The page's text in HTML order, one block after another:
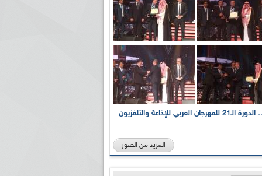
بالصور... الدورة الـ21 للمهرجان العربي للإذاعة والتلفزيون
المزيد من الصور